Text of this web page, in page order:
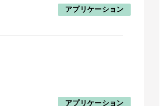
アプリケーション
アプリケーション